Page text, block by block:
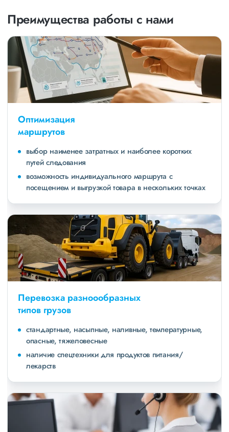
Преимущества работы с нами
Оптимизация
маршрутов
выбор наименее затратных и наиболее коротких
путей следования
возможность индивидуального маршрута с
посещением и выгрузкой товара в нескольких точках
Перевозка разноообразных
типов грузов
стандартные, насыпные, наливные, температурные,
опасные, тяжеловесные
наличие спецтехники для продуктов питания/
лекарств